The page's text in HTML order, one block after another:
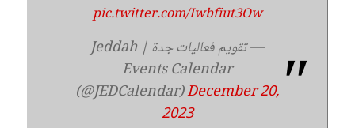
pic.twitter.com/Iwbfiut3Ow
— تقويم فعاليات جدة | Jeddah
Events Calendar
(@JEDCalendar)December 20,
2023